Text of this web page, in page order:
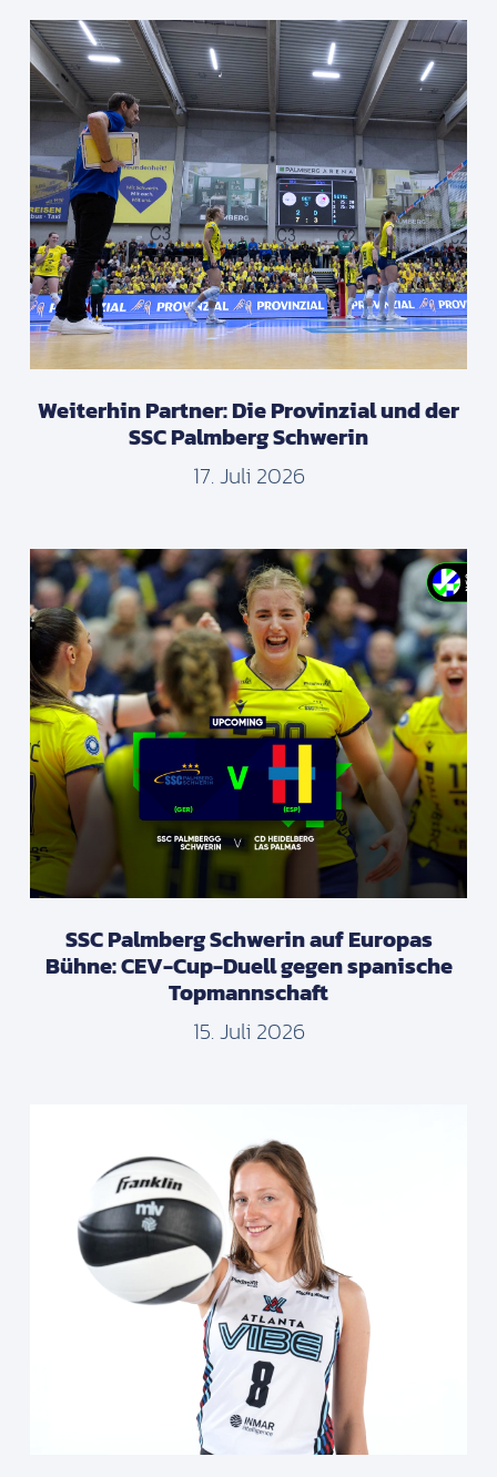
Weiterhin Partner: Die Provinzial und der
SSC Palmberg Schwerin
17. Juli 2026
SSC Palmberg Schwerin auf Europas
Bühne: CEV-Cup-Duell gegen spanische
Topmannschaft
15. Juli 2026